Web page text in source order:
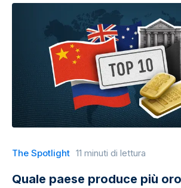
The Spotlight 11 minuti di lettura
Quale paese produce più